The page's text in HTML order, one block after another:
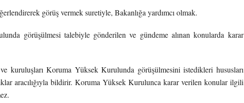
görüş vermek suretiyle, Bakanlığa yardımcı olmak.
görüşülmesi talebiyle gönderilen ve gündeme alınan konularda karar
kuruluşları Koruma Yüksek Kurulunda görüşülmesini istedikleri hususları
aracılığıyla bildirir. Koruma Yüksek Kurulunca karar verilen konular ilgili